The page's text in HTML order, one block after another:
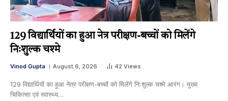
129 विद्यार्थियों का हुआ नेत्र परीक्षण-बच्चों को मिलेंगे
निःशुल्क चश्मे
Vinod Gupta August 6, 2026 42 Views
129 विद्यार्थियों का हुआ नेत्र परीक्षण-बच्चों को मिलेंगे निःशुल्क चश्मे आरंग। मुख्य
चिकित्सा एवं स्वास्थ्य…